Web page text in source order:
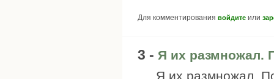
Для комментирования войдите или
3 - Я их размножал.
Я их размножал.